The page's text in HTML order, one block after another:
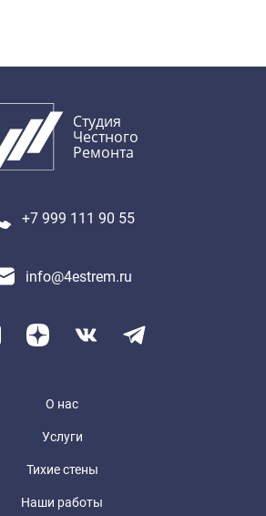
Студия
Честного
Ремонта
+7 999 111 90 55
info@4estrem.ru
О нас
Услуги
Тихие стены
Наши работы